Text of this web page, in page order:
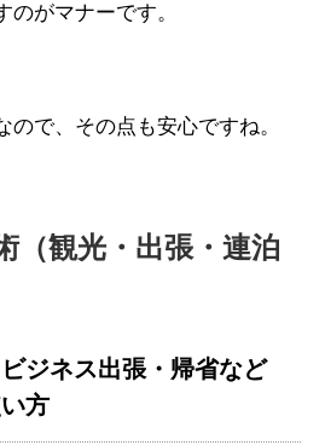
のがマナーです。
ので、その点も安心ですね。
（観光・出張・連泊
ジネス出張・帰省など
方